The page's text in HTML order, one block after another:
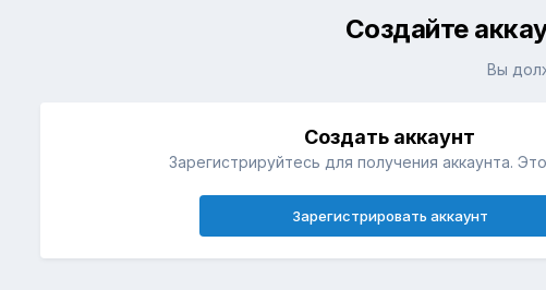
Создайте
Вы
Создать аккаунт
Зарегистрируйтесь для получения аккаунта.
Зарегистрировать аккаунт